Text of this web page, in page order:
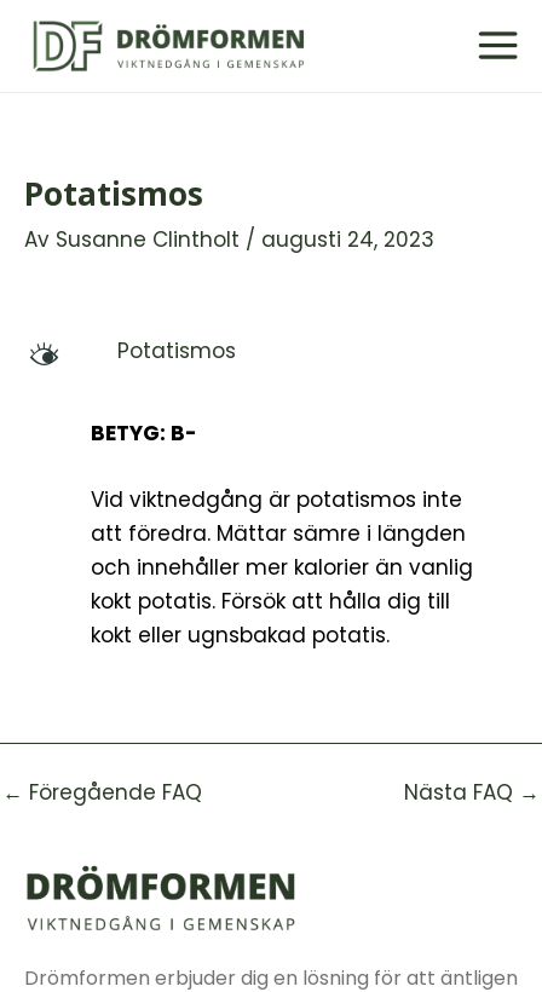
Hoppa
Potatismos
Av Susanne Clintholt / augusti 24, 2023
M Potatismos
BETYG: B-
Vid viktnedgång är potatismos inte
att föredra. Mättar sämre i längden
och innehåller mer kalorier än vanlig
kokt potatis. Försök att hålla dig till
kokt eller ugnsbakad potatis.
← Föregående FAQ Nästa FAQ →
Drömformen erbjuder dig en lösning för att äntligen